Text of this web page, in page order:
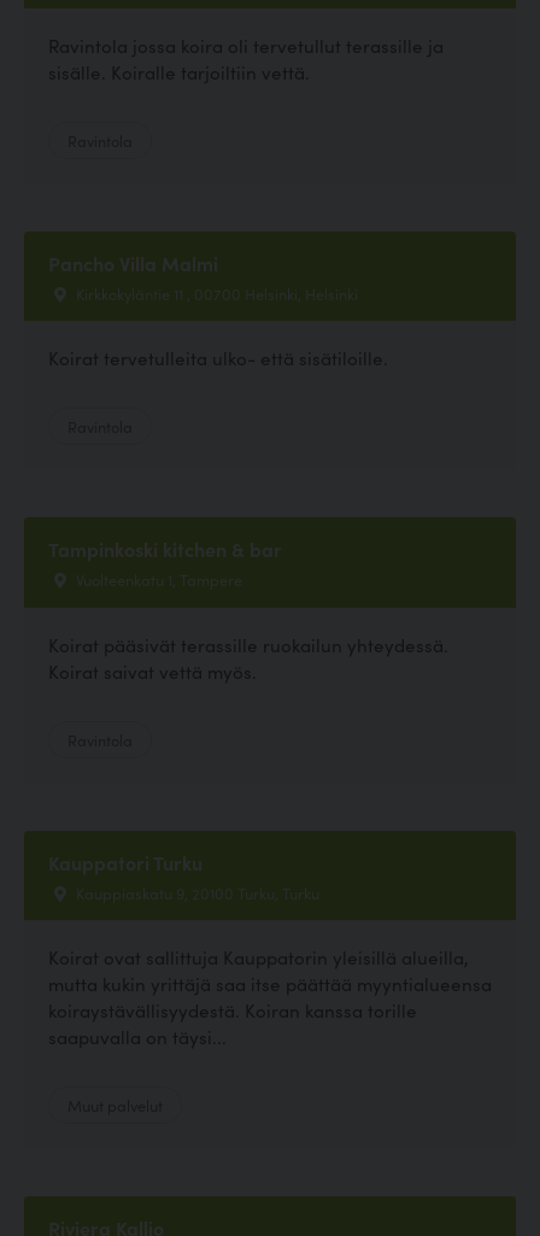
Ravintola jossa koira oli tervetullut terassille ja
sisälle. Koiralle tarjoiltiin vettä.
Pancho Villa Malmi
Kirkkokyläntie 11 , 00700 Helsinki, Helsinki
Koirat tervetulleita ulko- että sisätiloille.
Tampinkoski kitchen & bar
Vuolteenkatu 1, Tampere
Koirat pääsivät terassille ruokailun yhteydessä.
Koirat saivat vettä myös.
Kauppatori Turku
Kauppiaskatu 9, 20100 Turku, Turku
Koirat ovat sallittuja Kauppatorin yleisillä alueilla,
mutta kukin yrittäjä saa itse päättää myyntialueensa
koiraystävällisyydestä. Koiran kanssa torille
saapuvalla on täysi...
Riviera Kallio